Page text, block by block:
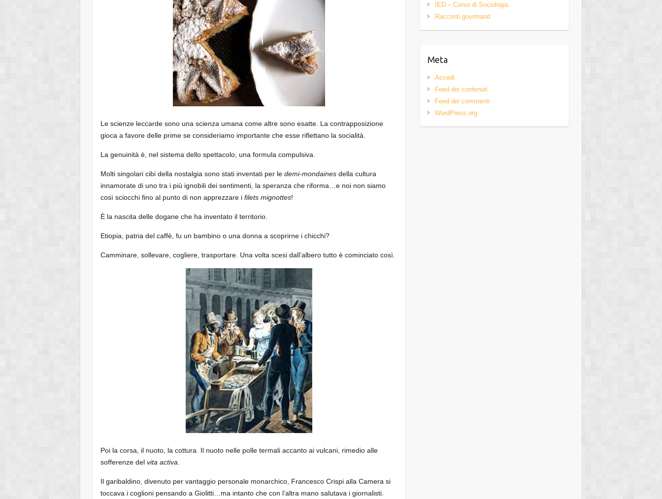
Le scienze leccarde sono una scienza umana come altre sono esatte. La contrapposizione
gioca a favore delle prime se consideriamo importante che esse riflettano la socialità.
La genuinità è, nel sistema dello spettacolo, una formula compulsiva.
Molti singolari cibi della nostalgia sono stati inventati per ledemi-mondaines della cultura
innamorate di uno tra i più ignobili dei sentimenti, la speranza che riforma…e noi non siamo
così sciocchi fino al punto di non apprezzare ifilets mignottes!
È la nascita delle dogane che ha inventato il territorio.
Etiopia, patria del caffè, fu un bambino o una donna a scoprirne i chicchi?
Camminare, sollevare, cogliere, trasportare. Una volta scesi dall’albero tutto è cominciato così.
Poi la corsa, il nuoto, la cottura. Il nuoto nelle polle termali accanto ai vulcani, rimedio alle
sofferenze delvita activa
Il garibaldino, divenuto per vantaggio personale monarchico, Francesco Crispi alla Camera si
toccava i coglioni pensando a Giolitti…ma intanto che con l’altra mano salutava i giornalisti.
IED – Corso di Sociologia
Racconti gourmand
Meta
Accedi
Feed dei contenuti
Feed dei commenti
WordPress.org